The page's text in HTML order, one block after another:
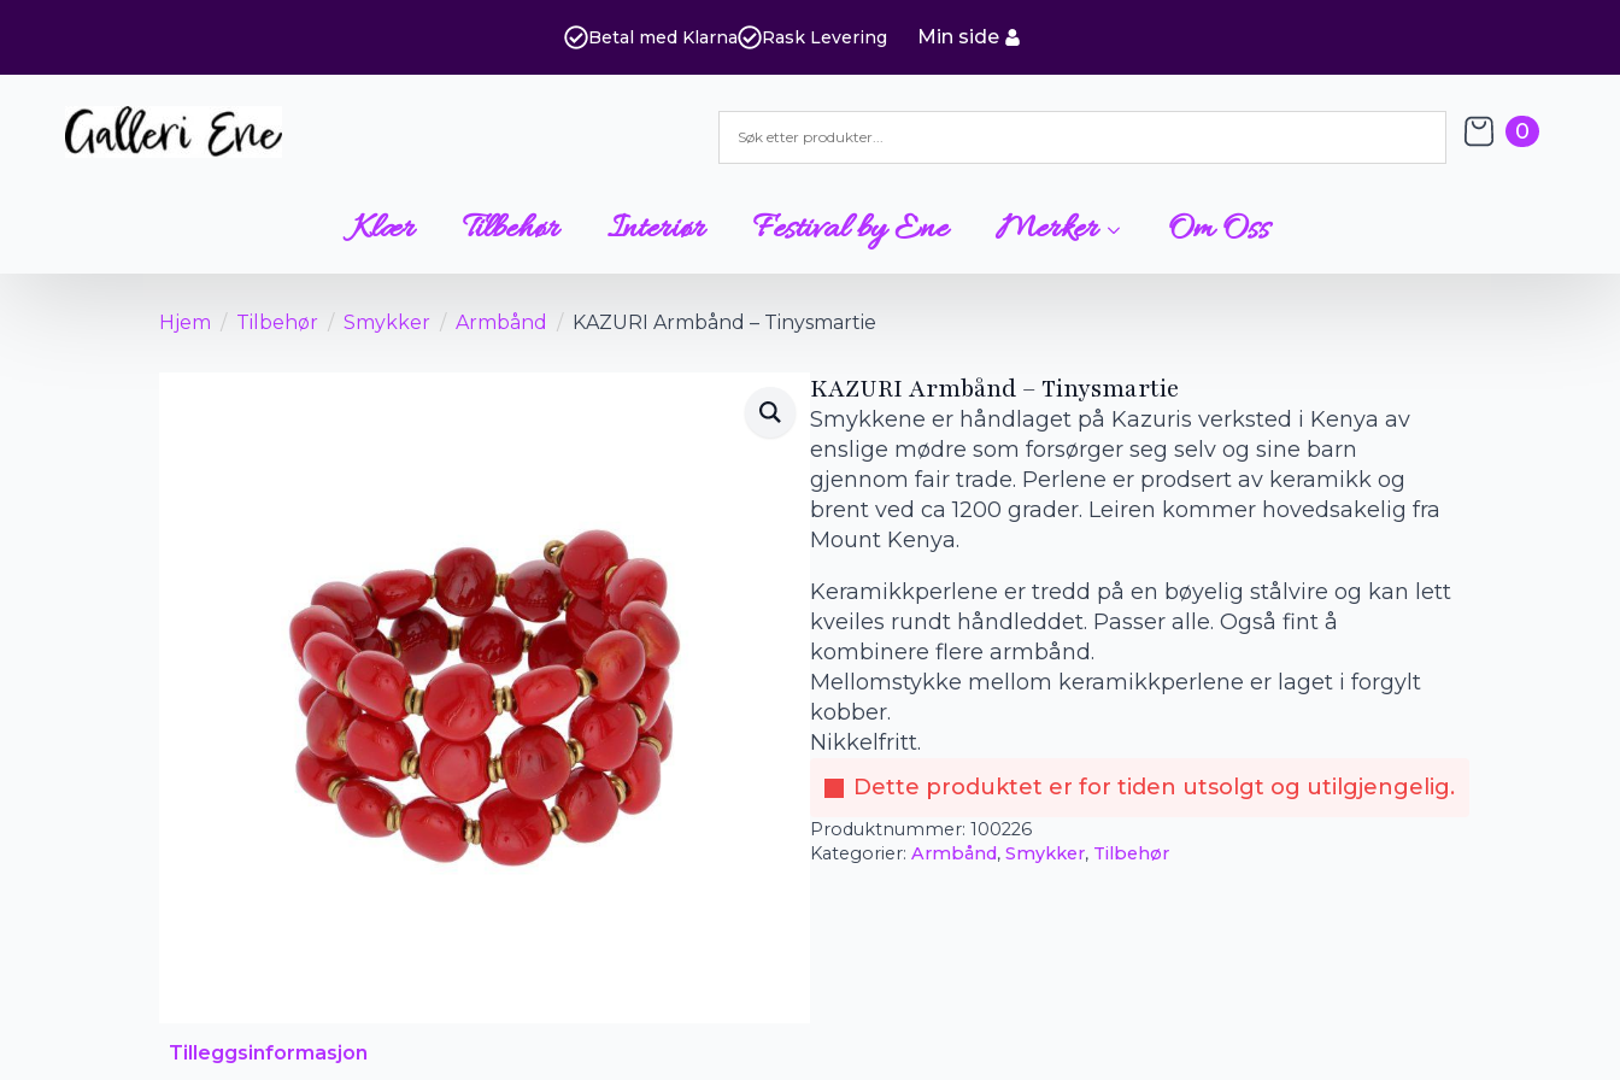
Betal med Klarna Rask Levering Min side
0
Klær Tilbehør Interiør Festival by Ene Merker Om Oss
Hjem Tilbehør Smykker Armbånd KAZURI Armbånd – Tinysmartie
KAZURI Armbånd – Tinysmartie
Smykkene er håndlaget på Kazuris verksted i Kenya av
enslige mødre som forsørger seg selv og sine barn
gjennom fair trade. Perlene er prodsert av keramikk og
brent ved ca 1200 grader. Leiren kommer hovedsakelig fra
Mount Kenya.
Keramikkperlene er tredd på en bøyelig stålvire og kan lett
kveiles rundt håndleddet. Passer alle. Også fint å
kombinere flere armbånd.
Mellomstykke mellom keramikkperlene er laget i forgylt
kobber.
Nikkelfritt.
Dette produktet er for tiden utsolgt og utilgjengelig.
Produktnummer: 100226
Kategorier: Armbånd, Smykker, Tilbehør
Tilleggsinformasjon